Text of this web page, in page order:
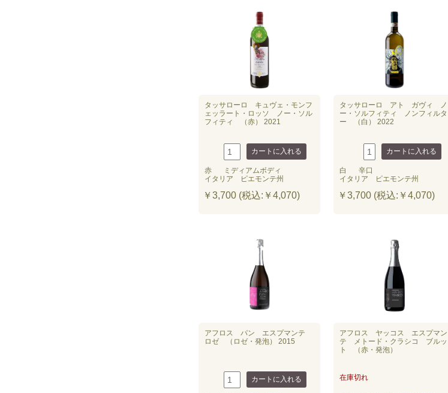
タッサローロ キュヴェ・モンフ
ェッラート・ロッソ ノー・ソル
フィティ （赤） 2021
赤
ミディアムボディ
イタリア ピエモンテ州
￥3,700 (税込:￥4,070)
タッサローロ アト ガヴィ ノ
ー・ソルフィティ ノンフィルタ
ー （白） 2022
白
辛口
イタリア ピエモンテ州
￥3,700 (税込:￥4,070)
アフロス パン エスプマンテ
ロゼ （ロゼ・発泡） 2015
アフロス ヤッコス エスプマン
テ メトード・クラシコ ブルッ
ト （赤・発泡）
在庫切れ